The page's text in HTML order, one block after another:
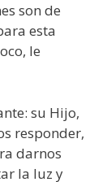
son de
esta
le
su Hijo,
responder,
darnos
la luz y